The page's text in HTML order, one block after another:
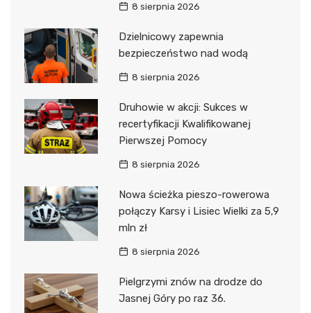
8 sierpnia 2026
Dzielnicowy zapewnia
bezpieczeństwo nad wodą
8 sierpnia 2026
Druhowie w akcji: Sukces w
recertyfikacji Kwalifikowanej
Pierwszej Pomocy
8 sierpnia 2026
Nowa ścieżka pieszo-rowerowa
połączy Karsy i Lisiec Wielki za 5,9
mln zł
8 sierpnia 2026
Pielgrzymi znów na drodze do
Jasnej Góry po raz 36.